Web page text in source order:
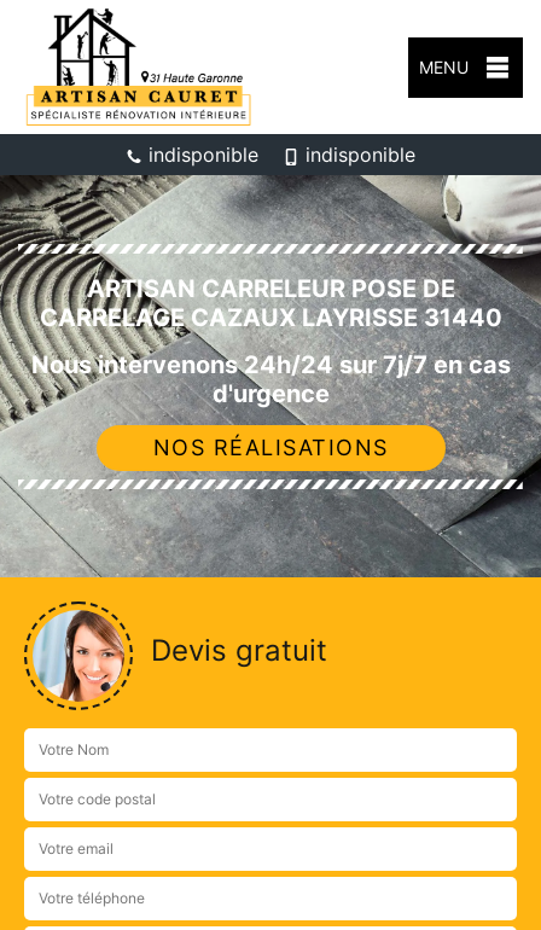
MENU
indisponible indisponible
ARTISAN CARRELEUR POSE DE
CARRELAGE CAZAUX LAYRISSE 31440
Nous intervenons 24h/24 sur 7j/7 en cas
d'urgence
NOS RÉALISATIONS
Devis gratuit